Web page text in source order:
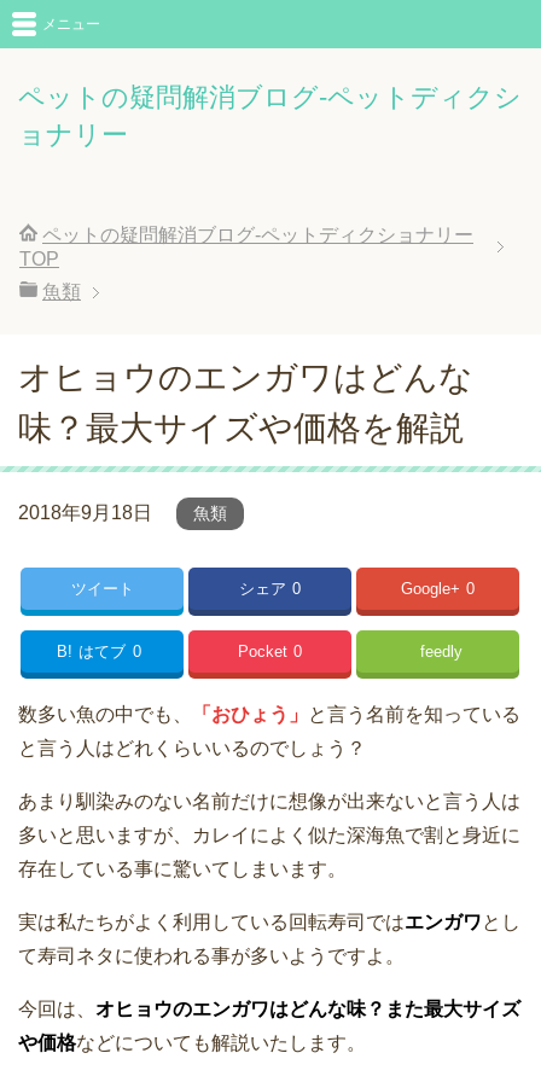
ペットの疑問解消ブログ-ペットディクシ
ョナリー
メニュー
ペットの疑問解消ブログ-ペットディクショナリー
TOP
魚類
オヒョウのエンガワはどんな
味？最大サイズや価格を解説
2018年9月18日 魚類
ツイート シェア 0 Google+ 0
B! はてブ 0 Pocket 0 feedly
数多い魚の中でも、 「おひょう」
と言う名前を知っている
と言う人はどれくらいいるのでしょう？
あまり馴染みのない名前だけに想像が出来ないと言う人は
多いと思いますが、カレイによく似た深海魚で割と身近に
存在している事に驚いてしまいます。
実は私たちがよく利用している回転寿司ではエンガワとし
て寿司ネタに使われる事が多いようですよ。
今回は、 オヒョウのエンガワはどんな味？また最大サイズ
や価格などについても解説いたします。